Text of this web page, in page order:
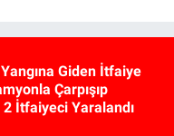
Giden İtfaiye
Çarpışıp
2 İtfaiyeci Yaralandı